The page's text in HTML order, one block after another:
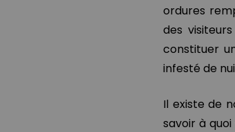
ordures
des
constituer
infesté de
Il existe de
savoir à